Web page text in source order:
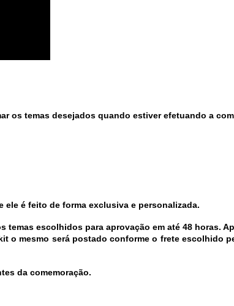
os temas desejados quando estiver efetuando a
é feito de forma exclusiva e personalizada.
escolhidos para aprovação em até 48 horas.
o mesmo será postado conforme o frete escolhido
da comemoração.